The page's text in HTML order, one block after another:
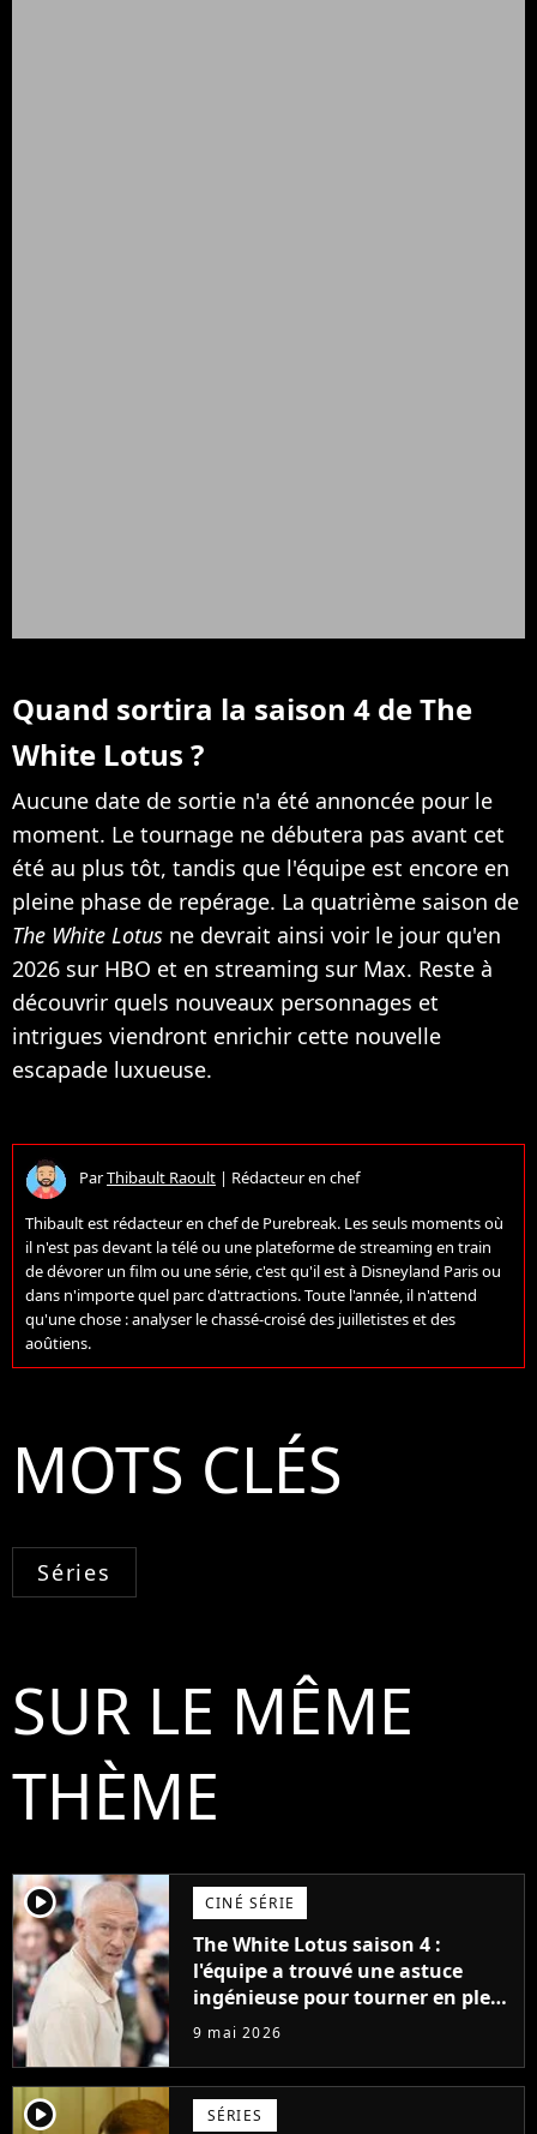
Quand sortira la saison 4 de The
White Lotus ?
Aucune date de sortie n'a été annoncée pour le
moment. Le tournage ne débutera pas avant cet
été au plus tôt, tandis que l'équipe est encore en
pleine phase de repérage. La quatrième saison de
The White Lotus ne devrait ainsi voir le jour qu'en
2026 sur HBO et en streaming sur Max. Reste à
découvrir quels nouveaux personnages et
intrigues viendront enrichir cette nouvelle
escapade luxueuse.
ParThibault Raoult | Rédacteur en chef
Thibault est rédacteur en chef de Purebreak. Les seuls moments où
il n'est pas devant la télé ou une plateforme de streaming en train
de dévorer un film ou une série, c'est qu'il est à Disneyland Paris ou
dans n'importe quel parc d'attractions. Toute l'année, il n'attend
qu'une chose : analyser le chassé-croisé des juilletistes et des
aoûtiens.
MOTS CLÉS
Séries
SUR LE MÊME
THÈME
player2 CINÉ SÉRIE
The White Lotus saison 4 :
l'équipe a trouvé une astuce
ingénieuse pour tourner en plein
Festival de Cannes
9 mai 2026
player2 SÉRIES